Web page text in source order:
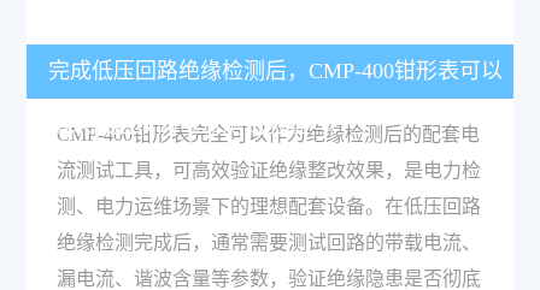
完成低压回路绝缘检测后，CMP-400钳形表可以
用来做后续的电流测试验证吗？
CMP-400钳形表完全可以作为绝缘检测后的配套电
流测试工具，可高效验证绝缘整改效果，是电力检
测、电力运维场景下的理想配套设备。在低压回路
绝缘检测完成后，通常需要测试回路的带载电流、
漏电流、谐波含量等参数，验证绝缘隐患是否彻底